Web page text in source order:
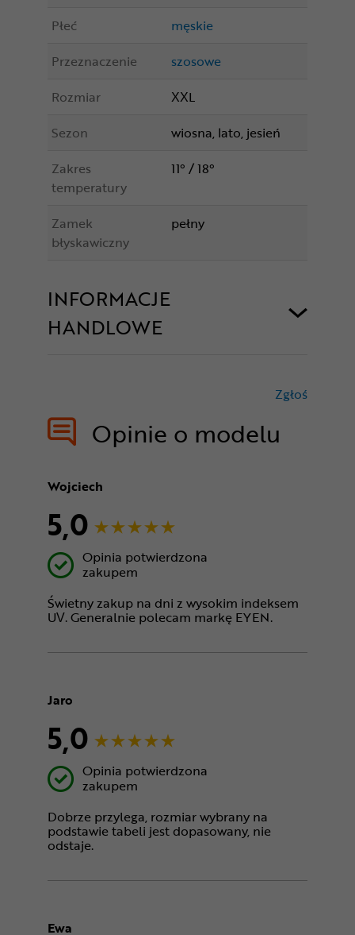
Płeć
męskie
Przeznaczenie
szosowe
Rozmiar
XXL
Sezon
wiosna, lato, jesień
Zakres
temperatury
11° / 18°
Zamek
błyskawiczny
pełny
INFORMACJE
HANDLOWE
Opinie o modelu
Zgłoś
Wojciech
5,0
Opinia potwierdzona
zakupem
Świetny zakup na dni z wysokim indeksem
UV. Generalnie polecam markę EYEN.
Jaro
5,0
Opinia potwierdzona
zakupem
Dobrze przylega, rozmiar wybrany na
podstawie tabeli jest dopasowany, nie
odstaje.
Ewa